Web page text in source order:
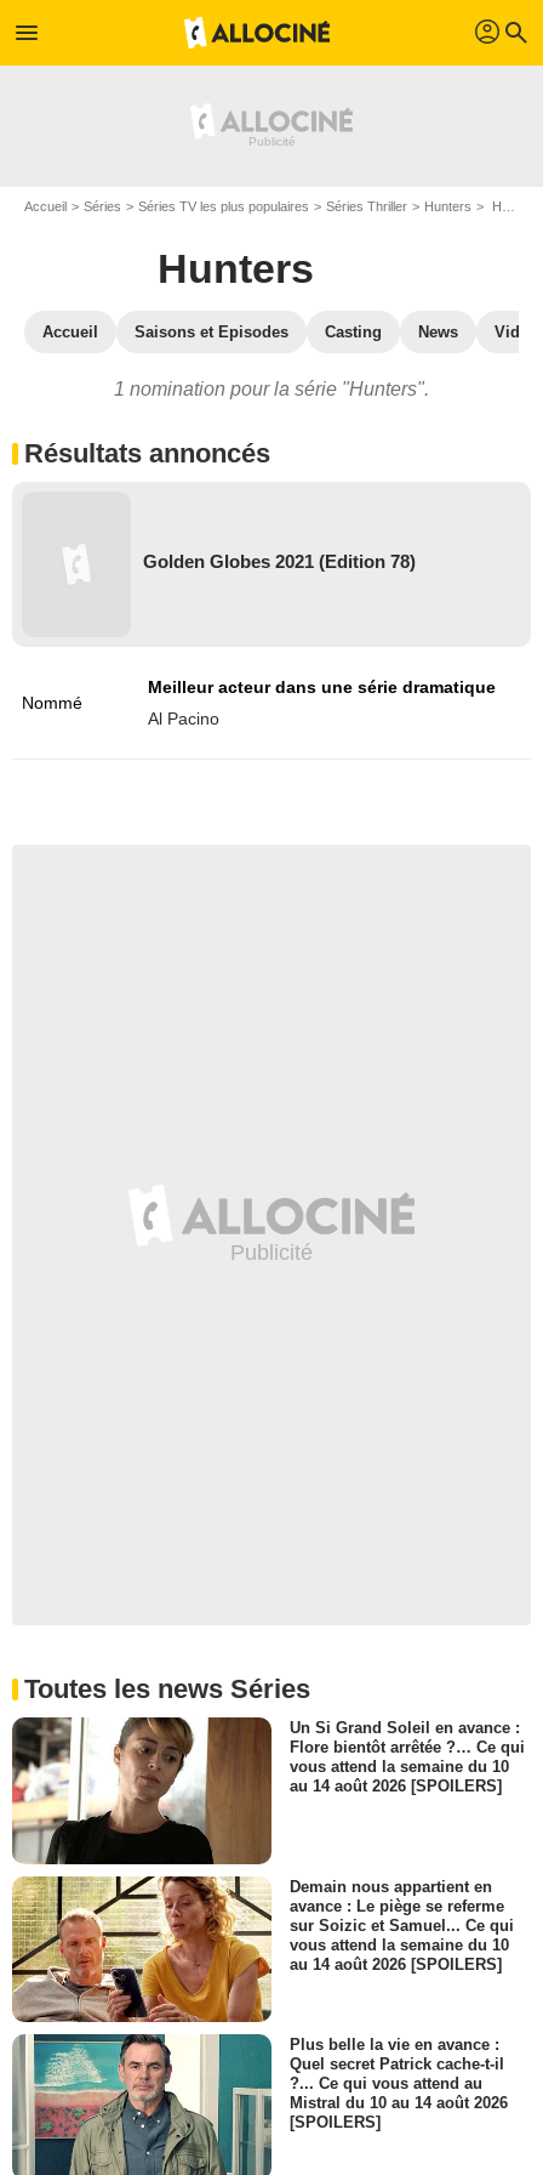
menu profil search
Accueil Séries Séries TV les plus populaires Séries Thriller Hunters Hunters : prix et nominations
Hunters
Accueil Saisons et Episodes Casting News
1 nomination pour la série "Hunters".
Résultats annoncés
Golden Globes 2021 (Edition 78)
Nommé
Meilleur acteur dans une série dramatique
Al Pacino
Toutes les news Séries
Un Si Grand Soleil en avance :
Flore bientôt arrêtée ?… Ce qui
vous attend la semaine du 10
au 14 août 2026 [SPOILERS]
Demain nous appartient en
avance : Le piège se referme
sur Soizic et Samuel... Ce qui
vous attend la semaine du 10
au 14 août 2026 [SPOILERS]
Plus belle la vie en avance :
Quel secret Patrick cache-t-il
?... Ce qui vous attend au
Mistral du 10 au 14 août 2026
[SPOILERS]